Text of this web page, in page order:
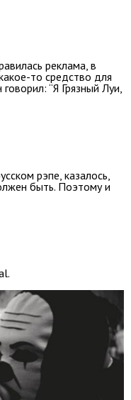
реклама, в
то средство для
“Я Грязный Луи,
рэпе, казалось,
быть. Поэтому и